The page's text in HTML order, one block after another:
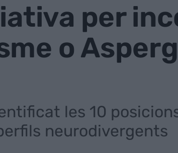
per
o
les 10
neurodivergents